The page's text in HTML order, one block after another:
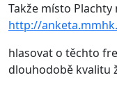
Takže místo
http://
hlasovat o těchto
dlouhodobě kvalitu